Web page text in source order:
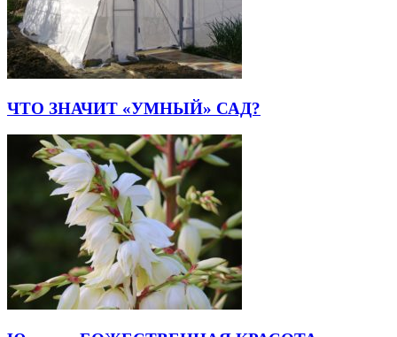
ЧТО ЗНАЧИТ «УМНЫЙ» САД?